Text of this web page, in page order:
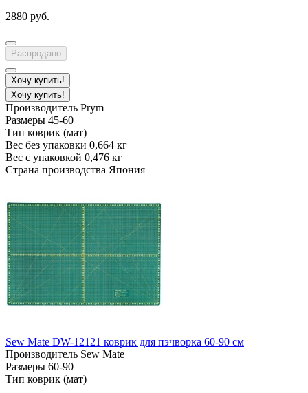
2880 руб.
Распродано
Хочу купить!
Хочу купить!
Производитель Prym
Размеры 45-60
Тип коврик (мат)
Вес без упаковки 0,664 кг
Вес с упаковкой 0,476 кг
Страна производства Япония
Sew Mate DW-12121 коврик для пэчворка 60-90 см
Производитель Sew Mate
Размеры 60-90
Тип коврик (мат)